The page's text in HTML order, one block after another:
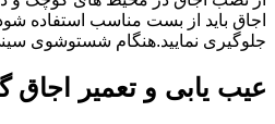
جلوگیری نمایید.هنگام شستوشوی
عیب یابی و تعمیر اجاق